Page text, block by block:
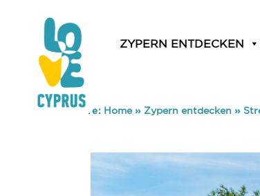
ZYPERN ENTDECKEN
You are here: Home» Zypern entdecken »